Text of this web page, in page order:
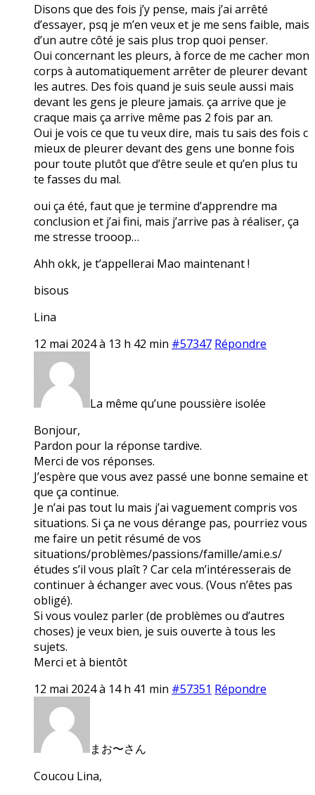
Disons que des fois j’y pense, mais j’ai arrêté
d’essayer, psq je m’en veux et je me sens faible, mais
d’un autre côté je sais plus trop quoi penser.
Oui concernant les pleurs, à force de me cacher mon
corps à automatiquement arrêter de pleurer devant
les autres. Des fois quand je suis seule aussi mais
devant les gens je pleure jamais. ça arrive que je
craque mais ça arrive même pas 2 fois par an.
Oui je vois ce que tu veux dire, mais tu sais des fois c
mieux de pleurer devant des gens une bonne fois
pour toute plutôt que d’être seule et qu’en plus tu
te fasses du mal.
oui ça été, faut que je termine d’apprendre ma
conclusion et j’ai fini, mais j’arrive pas à réaliser, ça
me stresse trooop…
Ahh okk, je t’appellerai Mao maintenant !
bisous
Lina
12 mai 2024 à 13 h 42 min #57347 Répondre
La même qu’une poussière isolée
Bonjour,
Pardon pour la réponse tardive.
Merci de vos réponses.
J’espère que vous avez passé une bonne semaine et
que ça continue.
Je n’ai pas tout lu mais j’ai vaguement compris vos
situations. Si ça ne vous dérange pas, pourriez vous
me faire un petit résumé de vos
situations/problèmes/passions/famille/ami.e.s/
études s’il vous plaît ? Car cela m’intéresserais de
continuer à échanger avec vous. (Vous n’êtes pas
obligé).
Si vous voulez parler (de problèmes ou d’autres
choses) je veux bien, je suis ouverte à tous les
sujets.
Merci et à bientôt
12 mai 2024 à 14 h 41 min #57351 Répondre
まお〜さん
Coucou Lina,